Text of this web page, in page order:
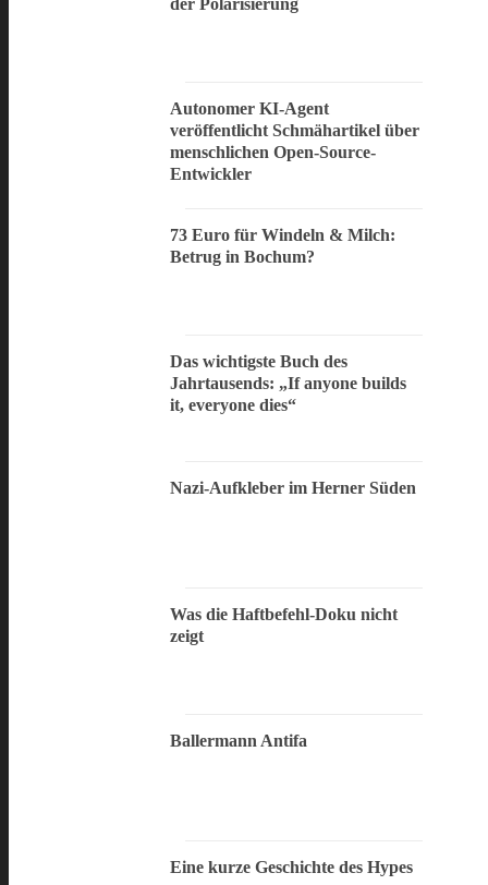
der Polarisierung
Autonomer KI-Agent
veröffentlicht Schmähartikel über
menschlichen Open-Source-
Entwickler
73 Euro für Windeln & Milch:
Betrug in Bochum?
Das wichtigste Buch des
Jahrtausends: „If anyone builds
it, everyone dies“
Nazi-Aufkleber im Herner Süden
Was die Haftbefehl-Doku nicht
zeigt
Ballermann Antifa
Eine kurze Geschichte des Hypes